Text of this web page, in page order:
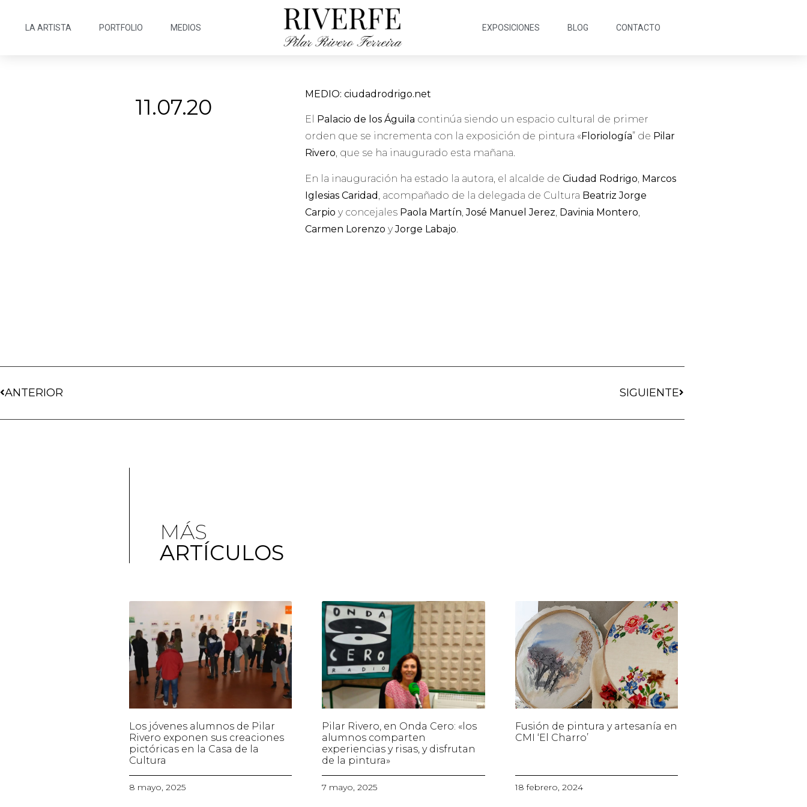
LA ARTISTA PORTFOLIO MEDIOS EXPOSICIONES BLOG CONTACTO
11.07.20
MEDIO: ciudadrodrigo.net
El Palacio de los Águila continúa siendo un espacio cultural de primer
orden que se incrementa con la exposición de pintura « Floriología” de Pilar
Rivero, que se ha inaugurado esta mañana.
En la inauguración ha estado la autora, el alcalde de Ciudad Rodrigo Marcos
Iglesias Caridad , acompañado de la delegada de Cultura Beatriz Jorge
Carpio y concejales Paola Martín ,José Manuel Jerez Davinia Montero
Carmen Lorenzo yJorge Labajo
ANTERIOR SIGUIENTE
MÁS
ARTÍCULOS
Los jóvenes alumnos de Pilar
Rivero exponen sus creaciones
pictóricas en la Casa de la
Cultura
8 mayo, 2025
Pilar Rivero, en Onda Cero: «los
alumnos comparten
experiencias y risas, y disfrutan
de la pintura»
7 mayo, 2025
Fusión de pintura y artesanía en
CMI ‘El Charro’
18 febrero, 2024